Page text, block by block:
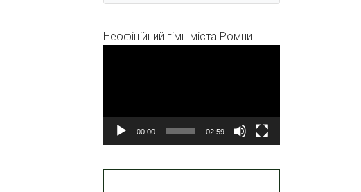
Неофіційний гімн міста Ромни
00:00 02:59